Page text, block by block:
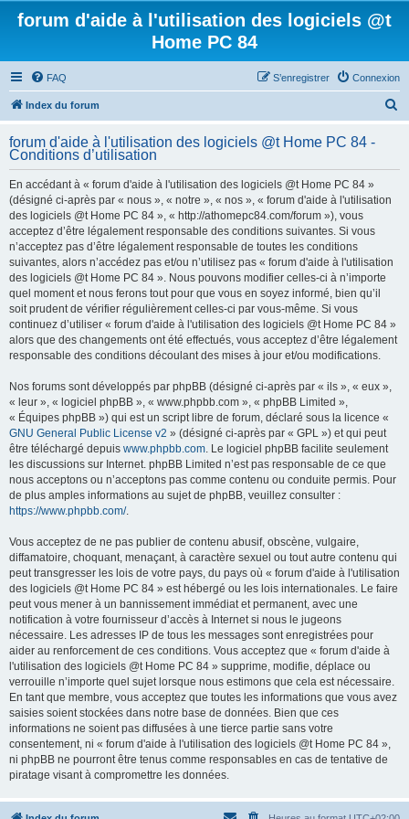
forum d'aide à l'utilisation des logiciels @t
Home PC 84
FAQ Connexion
S’enregistrer
Index du forum
h
forum d'aide à l'utilisation des logiciels @t Home PC 84 -
Conditions d’utilisation
En accédant à « forum d'aide à l'utilisation des logiciels @t Home PC 84 »
(désigné ci-après par « nous », « notre », « nos », « forum d'aide à l'utilisation
des logiciels @t Home PC 84 », « http://athomepc84.com/forum »), vous
acceptez d’être légalement responsable des conditions suivantes. Si vous
n’acceptez pas d’être légalement responsable de toutes les conditions
suivantes, alors n’accédez pas et/ou n’utilisez pas « forum d'aide à l'utilisation
des logiciels @t Home PC 84 ». Nous pouvons modifier celles-ci à n’importe
quel moment et nous ferons tout pour que vous en soyez informé, bien qu’il
soit prudent de vérifier régulièrement celles-ci par vous-même. Si vous
continuez d’utiliser « forum d'aide à l'utilisation des logiciels @t Home PC 84 »
alors que des changements ont été effectués, vous acceptez d’être légalement
responsable des conditions découlant des mises à jour et/ou modifications.
Nos forums sont développés par phpBB (désigné ci-après par « ils », « eux »,
« leur », « logiciel phpBB », « www.phpbb.com », « phpBB Limited »,
« Équipes phpBB ») qui est un script libre de forum, déclaré sous la licence «
GNU General Public License v2 » (désigné ci-après par « GPL ») et qui peut
être téléchargé depuis www.phpbb.com. Le logiciel phpBB facilite seulement
les discussions sur Internet. phpBB Limited n’est pas responsable de ce que
nous acceptons ou n’acceptons pas comme contenu ou conduite permis. Pour
de plus amples informations au sujet de phpBB, veuillez consulter :
https://www.phpbb.com/.
Vous acceptez de ne pas publier de contenu abusif, obscène, vulgaire,
diffamatoire, choquant, menaçant, à caractère sexuel ou tout autre contenu qui
peut transgresser les lois de votre pays, du pays où « forum d'aide à l'utilisation
des logiciels @t Home PC 84 » est hébergé ou les lois internationales. Le faire
peut vous mener à un bannissement immédiat et permanent, avec une
notification à votre fournisseur d’accès à Internet si nous le jugeons
nécessaire. Les adresses IP de tous les messages sont enregistrées pour
aider au renforcement de ces conditions. Vous acceptez que « forum d'aide à
l'utilisation des logiciels @t Home PC 84 » supprime, modifie, déplace ou
verrouille n’importe quel sujet lorsque nous estimons que cela est nécessaire.
En tant que membre, vous acceptez que toutes les informations que vous avez
saisies soient stockées dans notre base de données. Bien que ces
informations ne soient pas diffusées à une tierce partie sans votre
consentement, ni « forum d'aide à l'utilisation des logiciels @t Home PC 84 »,
ni phpBB ne pourront être tenus comme responsables en cas de tentative de
piratage visant à compromettre les données.